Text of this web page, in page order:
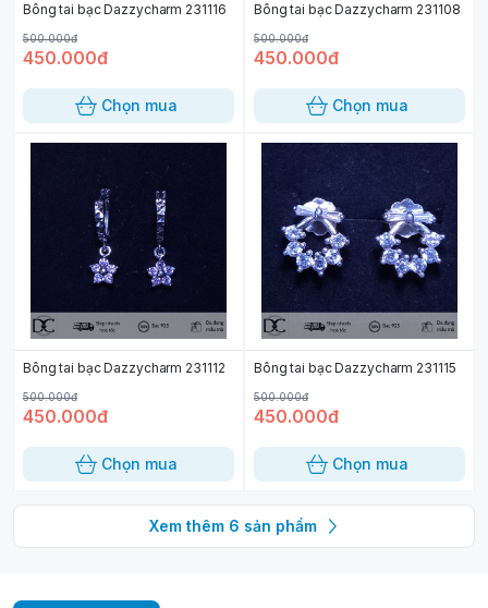
Bông tai bạc Dazzycharm 231116
500.000đ
450.000đ
Chọn mua
Bông tai bạc Dazzycharm 231108
500.000đ
450.000đ
Chọn mua
Bông tai bạc Dazzycharm 231112
500.000đ
450.000đ
Chọn mua
Bông tai bạc Dazzycharm 231115
500.000đ
450.000đ
Chọn mua
Xem thêm 6 sản phẩm